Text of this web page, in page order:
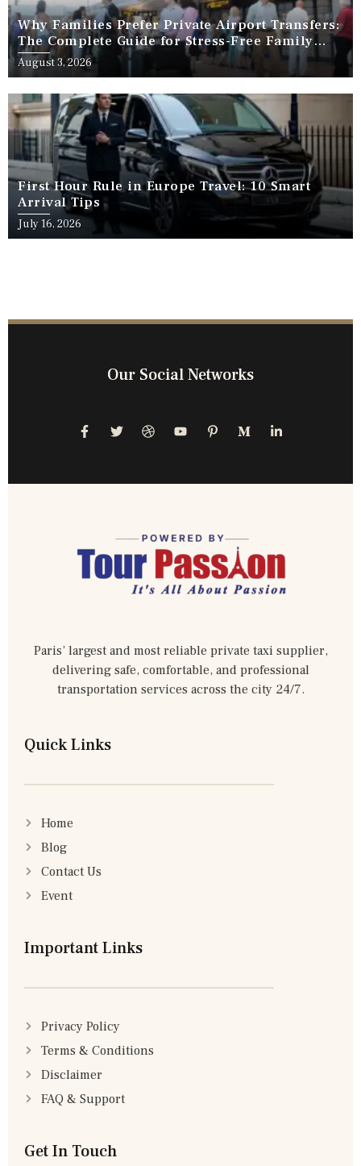
Why Families Prefer Private Airport Transfers:
The Complete Guide for Stress-Free Family
Travel
August 3, 2026
First Hour Rule in Europe Travel: 10 Smart
Arrival Tips
July 16, 2026
Our Social Networks
Paris’ largest and most reliable private taxi supplier,
delivering safe, comfortable, and professional
transportation services across the city 24/7.
Quick Links
Home
Blog
Contact Us
Event
Important Links
Privacy Policy
Terms & Conditions
Disclaimer
FAQ & Support
Get In Touch